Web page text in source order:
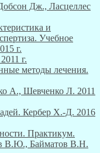
Дж., Ласцеллес
и
Учебное
г.
г.
методы лечения.
А., Шевченко Л. 2011
Кербер Х.-Д. 2016
Практикум.
В.Ю., Байматов В.Н.